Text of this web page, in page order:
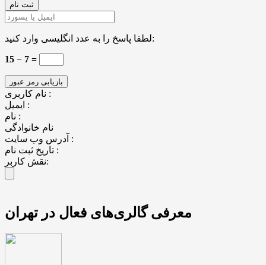
لطفا پاسخ را به عدد انگلیسی وارد کنید:
15 − 7 =
نام کاربری :
ایمیل :
نام :
نام خانوادگی
آدرس وب سایت :
تاریخ ثبت نام :
نقش کاربر:
معرفی گالری‌های فعال در تهران